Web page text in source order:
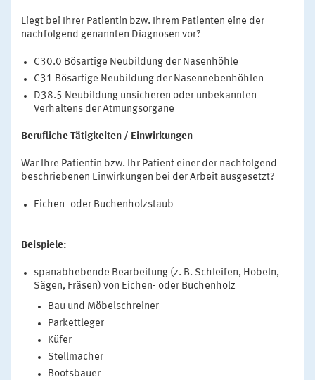
Liegt bei Ihrer Patientin bzw. Ihrem Patienten eine der
nachfolgend genannten Diagnosen vor?
C30.0 Bösartige Neubildung der Nasenhöhle
C31 Bösartige Neubildung der Nasennebenhöhlen
D38.5 Neubildung unsicheren oder unbekannten
Verhaltens der Atmungsorgane
Berufliche Tätigkeiten / Einwirkungen
War Ihre Patientin bzw. Ihr Patient einer der nachfolgend
beschriebenen Einwirkungen bei der Arbeit ausgesetzt?
Eichen- oder Buchenholzstaub
Beispiele:
spanabhebende Bearbeitung (z. B. Schleifen, Hobeln,
Sägen, Fräsen) von Eichen- oder Buchenholz
Bau und Möbelschreiner
Parkettleger
Küfer
Stellmacher
Bootsbauer